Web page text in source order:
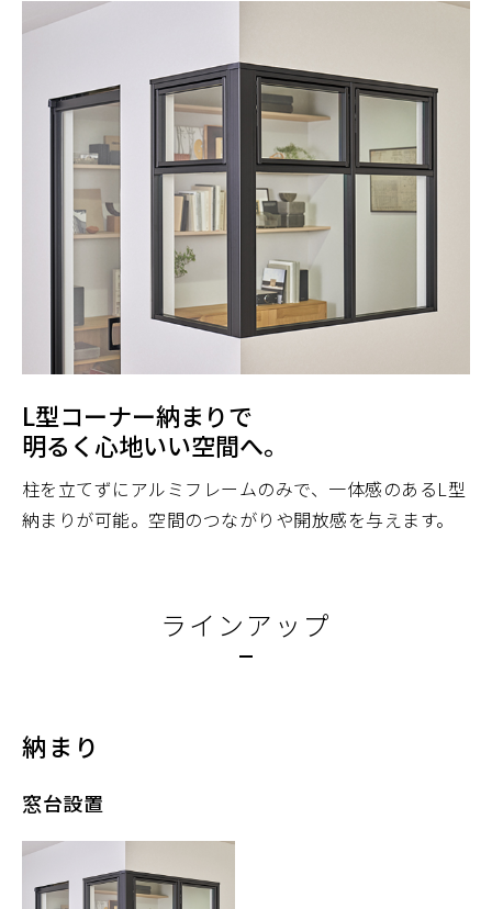
L型コーナー納まりで
明るく心地いい空間へ。
柱を立てずにアルミフレームのみで、一体感のあるL型
納まりが可能。空間のつながりや開放感を与えます。
ラインアップ
納まり
窓台設置